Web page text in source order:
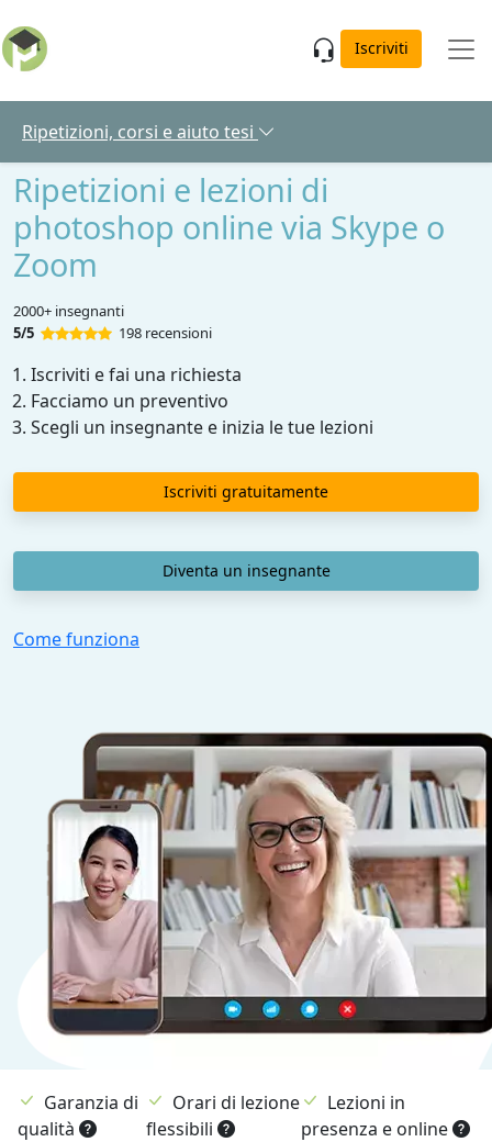
Iscriviti
Ripetizioni, corsi e aiuto tesi
Ripetizioni e lezioni di
photoshop online via Skype o
Zoom
2000+ insegnanti
5/5
198 recensioni
Iscriviti e fai una richiesta
Facciamo un preventivo
Scegli un insegnante e inizia le tue lezioni
Iscriviti gratuitamente
Diventa un insegnante
Come funziona
Garanzia di
qualità
Orari di lezione
flessibili
Lezioni in
presenza e online